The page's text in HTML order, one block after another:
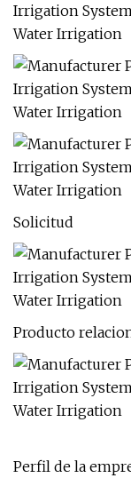
Solicitud
Producto
Perfil de la